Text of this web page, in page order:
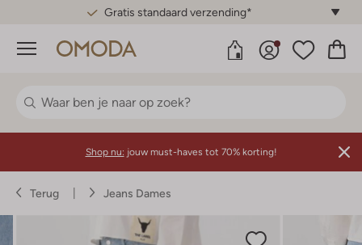
Gratis standaard verzending*
Menu
Shop nu: jouw must-haves tot 70% korting!
Terug Jeans Dames